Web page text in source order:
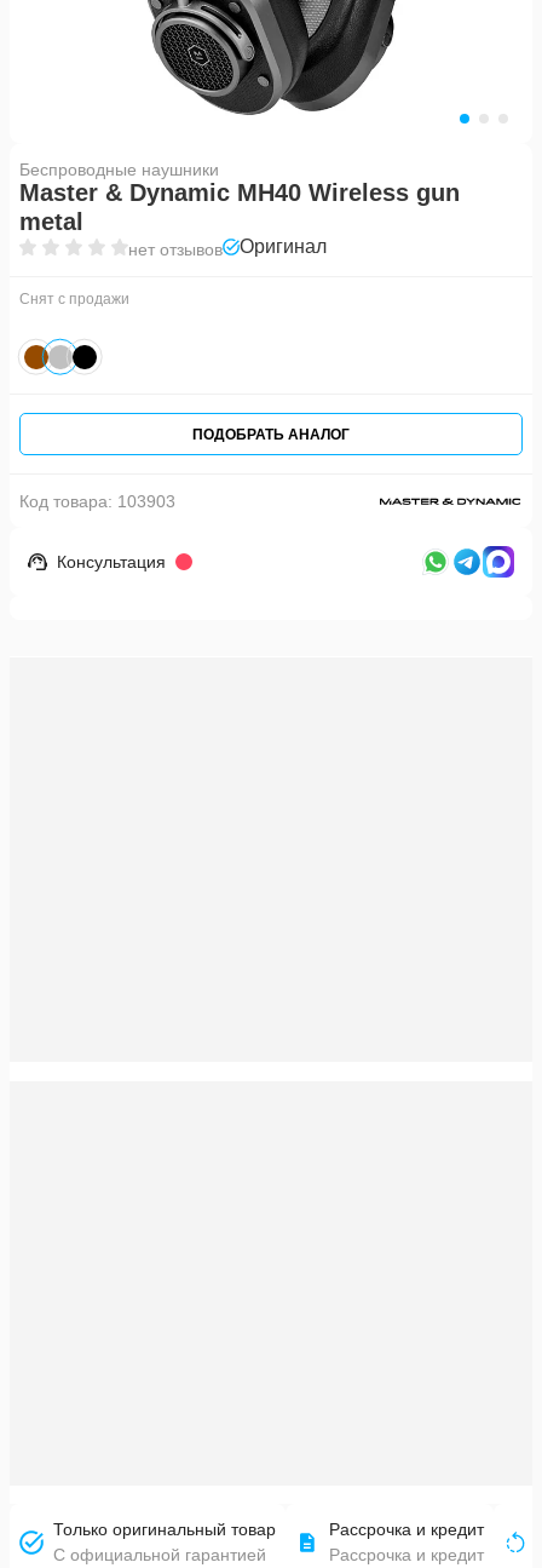
Беспроводные наушники
Master & Dynamic MH40 Wireless gun
metal
нет отзывов Оригинал
Снят с продажи
ПОДОБРАТЬ АНАЛОГ
Код товара: 103903
Консультация
Только оригинальный товар
С официальной гарантией
Рассрочка и кредит
Рассрочка и кредит